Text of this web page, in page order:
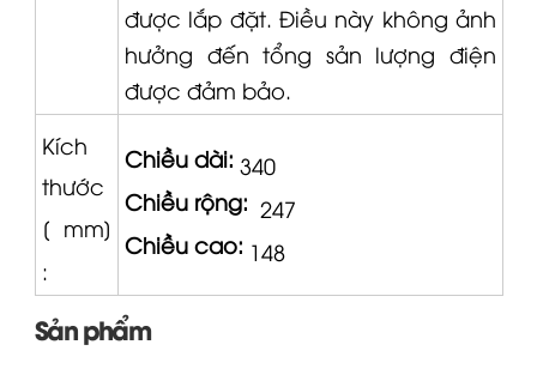
được lắp đặt. Điều này không ảnh
hưởng đến tổng sản lượng điện
được đảm bảo.
Kích
thước
[ mm]
:
Chiều dài: 340
Chiều rộng: 247
Chiều cao: 148
Sản phẩm